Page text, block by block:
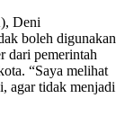
Deni
boleh digunakan
dari pemerintah
“Saya melihat
agar tidak menjadi